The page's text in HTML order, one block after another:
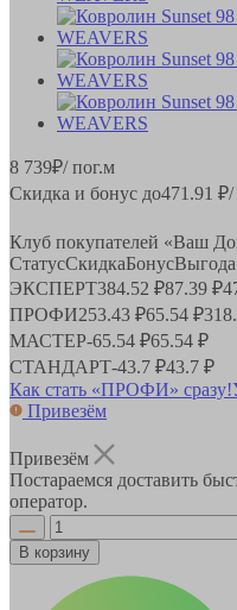
8 739₽/ пог.м
Скидка и бонус до471.91 ₽/
Клуб покупателей «Ваш
СтатусСкидкаБонусВыгода
ЭКСПЕРТ384.52 ₽87.39 ₽
ПРОФИ253.43 ₽65.54 ₽
МАСТЕР-65.54 ₽65.54 ₽
СТАНДАРТ-43.7 ₽43.7 ₽
Как стать «ПРОФИ» сразу!
Привезём
Привезём
Постараемся доставить
оператор.
В корзину